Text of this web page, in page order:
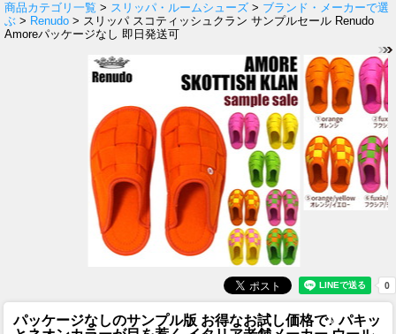
商品カテゴリ一覧 > スリッパ・ルームシューズ > ブランド・メーカーで選
ぶ > Renudo > スリッパ スコティッシュクラン サンプルセール Renudo
Amoreパッケージなし 即日発送可
パッケージなしのサンプル版 お得なお試し価格で♪ パキッ